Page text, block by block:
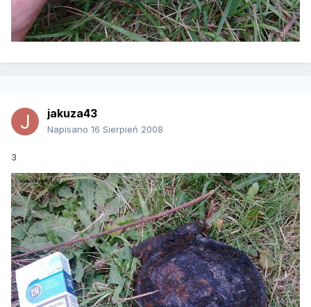
jakuza43
Napisano 16 Sierpień 2008
3